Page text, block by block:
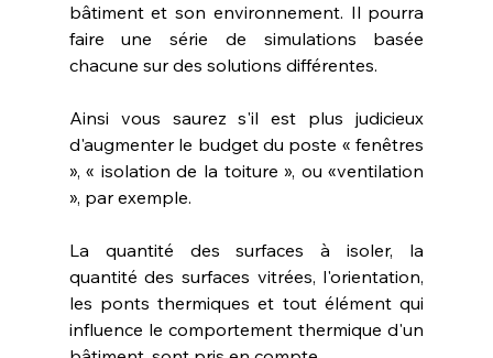
bâtiment et son environnement. Il pourra
faire une série de simulations basée
chacune sur des solutions différentes.
Ainsi vous saurez s'il est plus judicieux
d'augmenter le budget du poste « fenêtres
», « isolation de la toiture », ou «ventilation
», par exemple.
La quantité des surfaces à isoler, la
quantité des surfaces vitrées, l'orientation,
les ponts thermiques et tout élément qui
influence le comportement thermique d'un